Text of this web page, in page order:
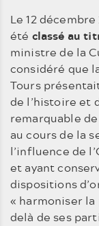
Le 12
été classé au
ministre de la
considéré que
Tours
de l’histoire et
remarquable
au cours de la
l’influence de
et ayant
dispositions
« harmoniser
delà de ses